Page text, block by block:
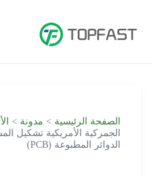
الصفحة الرئيسية>مدونة>الأخبار
الجمركية الأمريكية تشكيل المشهد
الدوائر المطبوعة (PCB)